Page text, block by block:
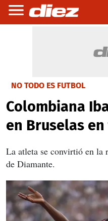
NO TODO ES FUTBOL
Colombiana
en Bruselas
La atleta se convirtió en
de Diamante.